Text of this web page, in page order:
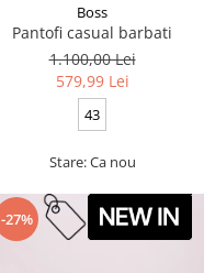
Boss
Pantofi casual barbati
1.100,00 Lei
579,99 Lei
43
Stare: Ca nou
-27%